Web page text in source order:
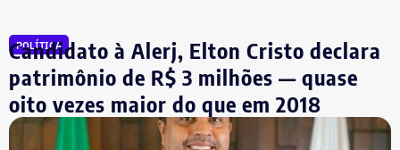
Símbolo dessa batalha, a atriz e jornalista Cristiane
Machado vivenciou essa realidade em 2018, quando se
tornou conhecida do público ao filmar as agressões que
sofria do ex-marido, o empresário e ex-diplomata Sérgio
POLÍTICA
Candidato à Alerj, Elton Cristo declara
patrimônio de R$ 3 milhões — quase
oito vezes maior do que em 2018